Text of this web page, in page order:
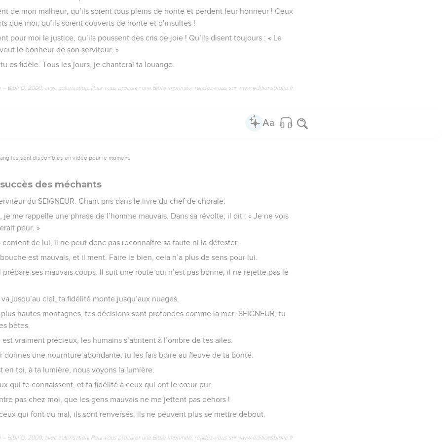
de mon malheur, qu’ils soient tous pleins de honte et perdent leur honneur ! Ceux
que moi, qu’ils soient couverts de honte et d’insultes !
pour moi la justice, qu’ils poussent des cris de joie ! Qu’ils disent toujours : « Le
le bonheur de son serviteur. »
es fidèle. Tous les jours, je chanterai ta louange.
Bibli’O, 2000, avec autorisation. Pour vous procurer une Bible imprimée, rendez-vous sur www.editionsbiblio.fr
sont disponibles en vidéo pour le moment.
des méchants
du SEIGNEUR. Chant pris dans le livre du chef de chorale.
me rappelle une phrase de l’homme mauvais. Dans sa révolte, il dit : « Je ne vois
peur. »
de lui, il ne peut donc pas reconnaître sa faute ni la détester.
est mauvais, et il ment. Faire le bien, cela n’a plus de sens pour lui.
ses mauvais coups. Il suit une route qui n’est pas bonne, il ne rejette pas le
jusqu’au ciel, ta fidélité monte jusqu’aux nuages.
hautes montagnes, tes décisions sont profondes comme la mer. SEIGNEUR, tu
bêtes.
vraiment précieux, les humains s’abritent à l’ombre de tes ailes.
donnes une nourriture abondante, tu les fais boire au fleuve de ta bonté.
en toi, à ta lumière, nous voyons la lumière.
qui te connaissent, et ta fidélité à ceux qui ont le cœur pur.
pas chez moi, que les gens mauvais ne me jettent pas dehors !
qui font du mal, ils sont renversés, ils ne peuvent plus se mettre debout.
Bibli’O, 2000, avec autorisation. Pour vous procurer une Bible imprimée, rendez-vous sur www.editionsbiblio.fr